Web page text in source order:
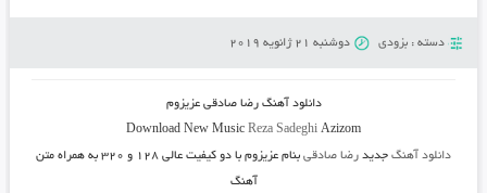
دسته : بزودی دوشنبه 21 ژانویه 2019
دانلود آهنگ رضا صادقی عزیزوم
Download New MusicReza Sadeghi Azizom
دانلود آهنگجدید رضا صادقیبنام عزیزوم
با دو کیفیت عالی ۱۲۸ و ۳۲۰ به همراه متن
آهنگ